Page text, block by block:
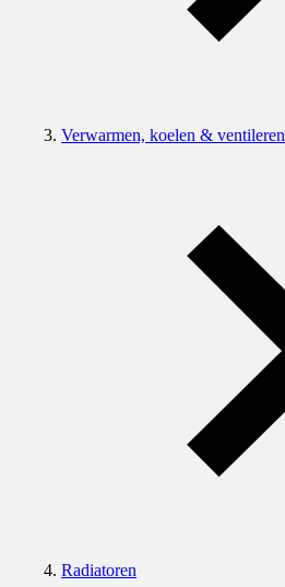
Verwarmen, koelen & ventileren
Radiatoren